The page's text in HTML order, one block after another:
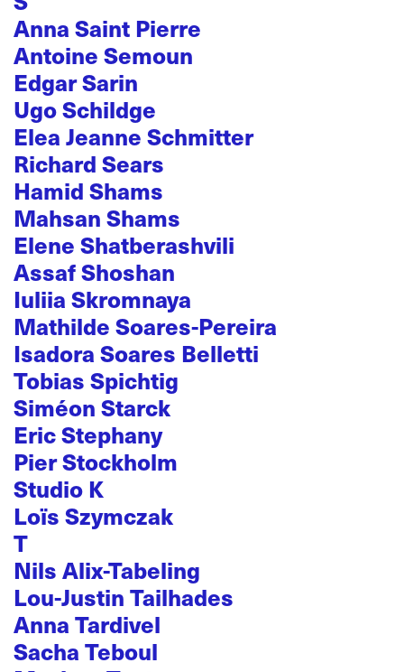
Anna Saint Pierre
Antoine Semoun
Edgar Sarin
Ugo Schildge
Elea Jeanne Schmitter
Richard Sears
Hamid Shams
Mahsan Shams
Elene Shatberashvili
Assaf Shoshan
Iuliia Skromnaya
Mathilde Soares-Pereira
Isadora Soares Belletti
Tobias Spichtig
Siméon Starck
Eric Stephany
Pier Stockholm
Studio K
Loïs Szymczak
T
Nils Alix-Tabeling
Lou-Justin Tailhades
Anna Tardivel
Sacha Teboul